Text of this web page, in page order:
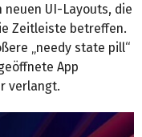
UI-Layouts, die
Zeitleiste betreffen.
„needy state pill“
App
verlangt.